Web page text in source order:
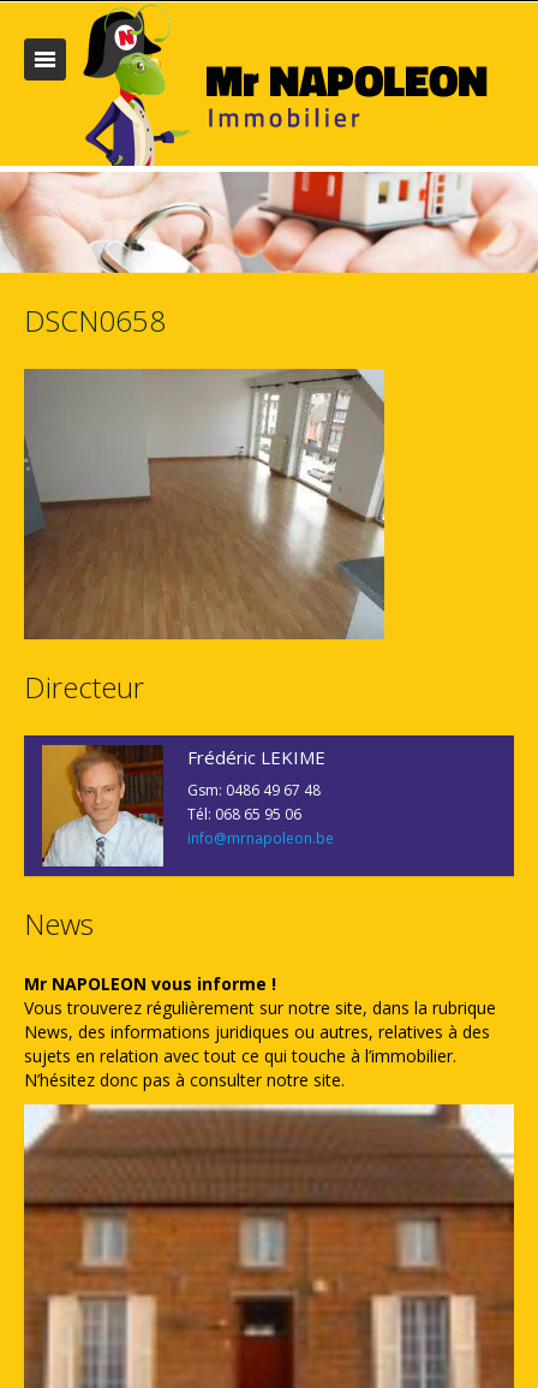
DSCN0658
Directeur
Frédéric LEKIME
Gsm: 0486 49 67 48
Tél: 068 65 95 06
info@mrnapoleon.be
News
Mr NAPOLEON vous informe !
Vous trouverez régulièrement sur notre site, dans la rubrique
News, des informations juridiques ou autres, relatives à des
sujets en relation avec tout ce qui touche à l’immobilier.
N’hésitez donc pas à consulter notre site.